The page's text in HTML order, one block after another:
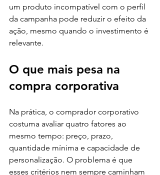
um produto incompatível com o perfil
da campanha pode reduzir o efeito da
ação, mesmo quando o investimento é
relevante.
O que mais pesa na
compra corporativa
Na prática, o comprador corporativo
costuma avaliar quatro fatores ao
mesmo tempo: preço, prazo,
quantidade mínima e capacidade de
personalização. O problema é que
esses critérios nem sempre caminham